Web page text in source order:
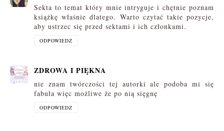
Sekta to temat który mnie intryguje i chętnie poznam
książkę właśnie dlatego. Warto czytać takie pozycje,
aby ustrzec się przed sektami i ich członkami.
ODPOWIEDZ
ZDROWA I PIĘKNA
nie znam twórczości tej autorki ale podoba mi się
fabuła więc możliwe że po nią sięgnę
ODPOWIEDZ